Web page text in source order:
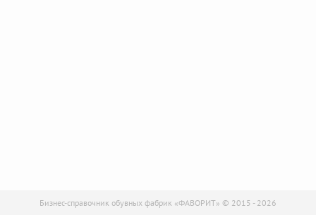
Бизнес-справочник обувных фабрик «ФАВОРИТ» © 2015 - 2026